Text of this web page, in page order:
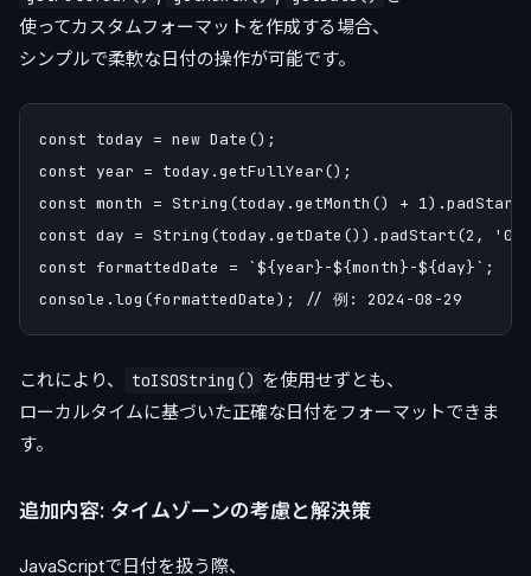
使ってカスタムフォーマットを作成する場合、
シンプルで柔軟な日付の操作が可能です。
const today = new Date();
const year = today.getFullYear();
const month = String(today.getMonth() +
const day = String(today.getDate()).padStart(2,
const formattedDate = `${year}-${month}-${day}`;
これにより、 toISOString() を使用せずとも、
ローカルタイムに基づいた正確な日付をフォーマットできま
す。
追加内容: タイムゾーンの考慮と解決策
JavaScriptで日付を扱う際、